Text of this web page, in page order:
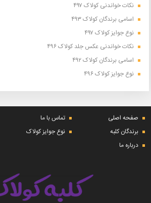
نکات خواندنی کولاک ۴۹۷
اسامی برندگان کولاک ۴۹۳
نوع جوایز کولاک ۴۹۷
نکات خواندنی عکس جلد کولاک ۴۹۶
اسامی برندگان کولاک ۴۹۲
نوع جوایز کولاک ۴۹۶
صفحه اصلی تماس با ما
برندگان کلبه
نوع جوایز کولاک
درباره ما